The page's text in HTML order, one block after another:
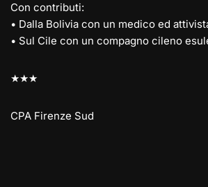
Con contributi:
• Dalla Bolivia con un medico ed
• Sul Cile con un compagno cileno
★★★
CPA Firenze Sud